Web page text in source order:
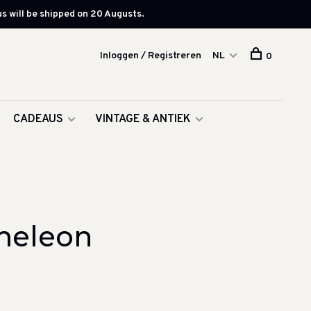
will be shipped on 20 Augusts.
CADEAUS
VINTAGE & ANTIEK
Inloggen / Registreren NL 0